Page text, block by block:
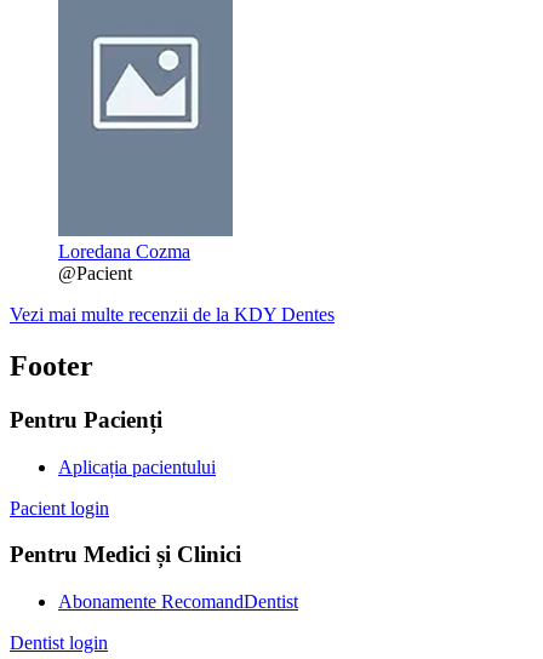
Loredana Cozma
@Pacient
Vezi mai multe recenzii de la KDY Dentes
Footer
Pentru Pacienți
Aplicația pacientului
Pacient login
Pentru Medici și Clinici
Abonamente RecomandDentist
Dentist login